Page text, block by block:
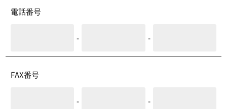
電話番号
- -
FAX番号
- -